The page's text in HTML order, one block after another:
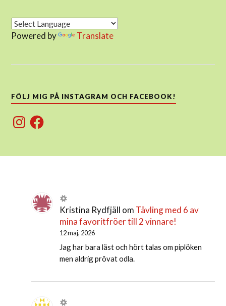
Powered by Translate
FÖLJ MIG PÅ INSTAGRAM OCH FACEBOOK!
InstagramFacebook
Kristina Rydfjäll om Tävling med 6 av
mina favoritfröer till 2 vinnare!
12 maj, 2026
Jag har bara läst och hört talas om piplöken
men aldrig prövat odla.